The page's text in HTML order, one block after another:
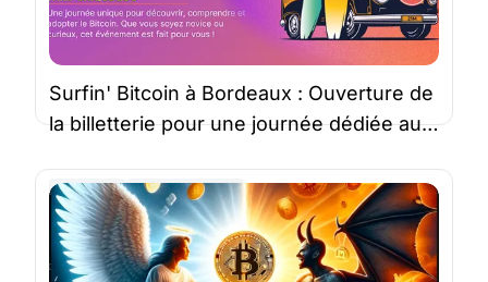
Surfin' Bitcoin à Bordeaux : Ouverture de
la billetterie pour une journée dédiée aux
Bitcoin
Surfin'Bitcoin
4 févr. 2025 |3 minutes